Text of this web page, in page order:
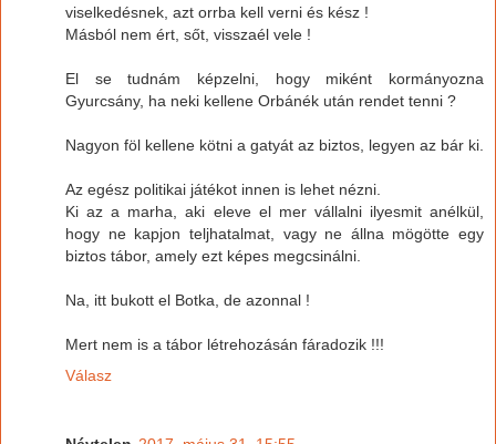
viselkedésnek, azt orrba kell verni és kész !
Másból nem ért, sőt, visszaél vele !
El se tudnám képzelni, hogy miként kormányozna
Gyurcsány, ha neki kellene Orbánék után rendet tenni ?
Nagyon föl kellene kötni a gatyát az biztos, legyen az bár ki.
Az egész politikai játékot innen is lehet nézni.
Ki az a marha, aki eleve el mer vállalni ilyesmit anélkül,
hogy ne kapjon teljhatalmat, vagy ne állna mögötte egy
biztos tábor, amely ezt képes megcsinálni.
Na, itt bukott el Botka, de azonnal !
Mert nem is a tábor létrehozásán fáradozik !!!
Válasz